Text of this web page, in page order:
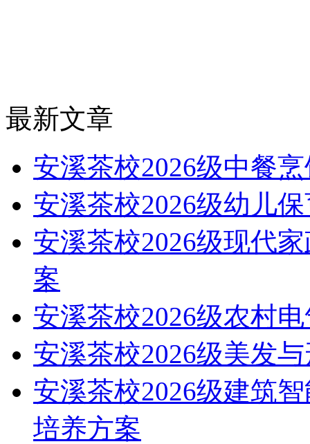
最新文章
安溪茶校2026级中餐
安溪茶校2026级幼儿
安溪茶校2026级现代
案
安溪茶校2026级农村
安溪茶校2026级美发
安溪茶校2026级建筑
培养方案